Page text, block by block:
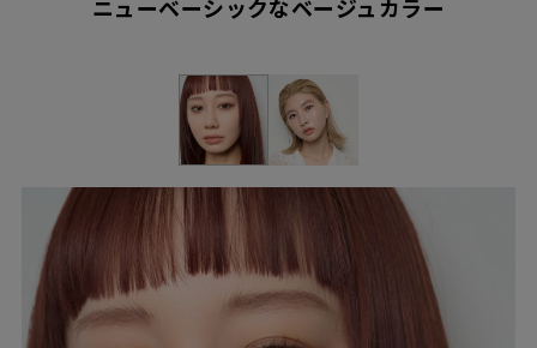
ニューベーシックなベージュカラー